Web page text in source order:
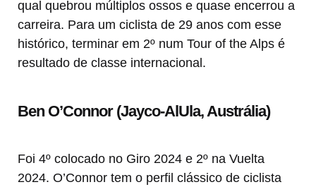
qual quebrou múltiplos ossos e quase encerrou a
carreira. Para um ciclista de 29 anos com esse
histórico, terminar em 2º num Tour of the Alps é
resultado de classe internacional.
Ben O’Connor (Jayco-AlUla, Austrália)
Foi 4º colocado no Giro 2024 e 2º na Vuelta
2024. O’Connor tem o perfil clássico de ciclista